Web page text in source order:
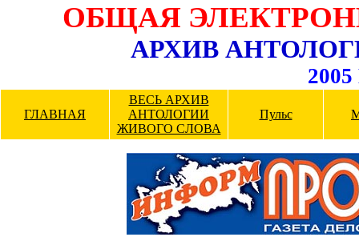
ОБЩАЯ
АРХИВ
ГЛАВНАЯ
ВЕСЬ АРХИВ
АНТОЛОГИИ
ЖИВОГО СЛОВА
Пульс